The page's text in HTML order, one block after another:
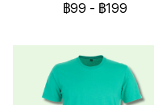
฿99 - ฿199